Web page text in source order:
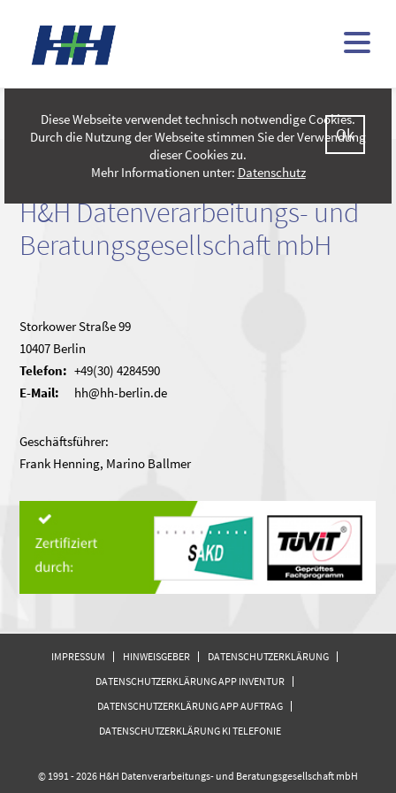
Diese Webseite verwendet technisch notwendige Cookies.
Durch die Nutzung der Webseite stimmen Sie der Verwendung
dieser Cookies zu.
Mehr Informationen unter: Datenschutz
Ok
AGB
H&H Datenverarbeitungs- und
Beratungsgesellschaft mbH
Storkower Straße 99
10407 Berlin
Telefon: +49(30) 4284590
E-Mail:
hh@hh-berlin.de
Geschäftsführer:
Frank Henning, Marino Ballmer
IMPRESSUM HINWEISGEBER
DATENSCHUTZERKLÄRUNG
DATENSCHUTZERKLÄRUNG APP INVENTUR
DATENSCHUTZERKLÄRUNG APP AUFTRAG
DATENSCHUTZERKLÄRUNG KI TELEFONIE
© 1991 - 2026 H&H Datenverarbeitungs- und Beratungsgesellschaft mbH